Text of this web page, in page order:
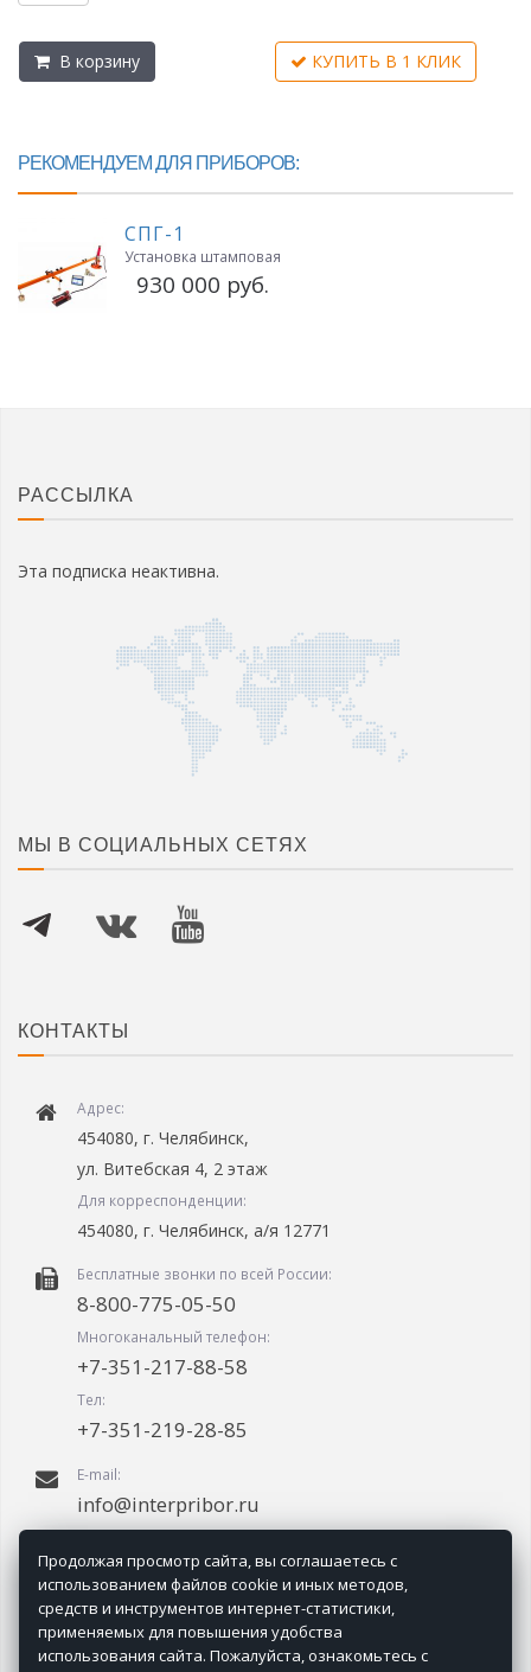
В корзину КУПИТЬ В 1 КЛИК
РЕКОМЕНДУЕМ ДЛЯ ПРИБОРОВ:
СПГ-1
Установка штамповая
930 000 руб.
РАССЫЛКА
Эта подписка неактивна.
МЫ В СОЦИАЛЬНЫХ СЕТЯХ
КОНТАКТЫ
Адрес:
454080, г. Челябинск,
ул. Витебская 4, 2 этаж
Для корреспонденции:
454080, г. Челябинск, а/я 12771
Бесплатные звонки по всей России:
8-800-775-05-50
Многоканальный телефон:
+7-351-217-88-58
Тел:
+7-351-219-28-85
E-mail:
info@interpribor.ru
09.00-18.00 (мск + 2.00)
Продолжая просмотр сайта, вы соглашаетесь с
использованием файлов cookie и иных методов,
средств и инструментов интернет-статистики,
применяемых для повышения удобства
использования сайта. Пожалуйста, ознакомьтесь с